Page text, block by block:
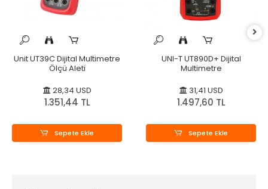
Unit UT39C Dijital Multimetre
Ölçü Aleti
28,34 USD
1.351,44 TL
Sepete Ekle
UNI-T UT890D+ Dijital
Multimetre
31,41 USD
1.497,60 TL
Sepete Ekle